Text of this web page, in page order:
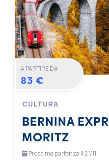
A PARTIRE DA
83 €
CULTURA
BERNINA
MORITZ
Prossima partenza il 21/11